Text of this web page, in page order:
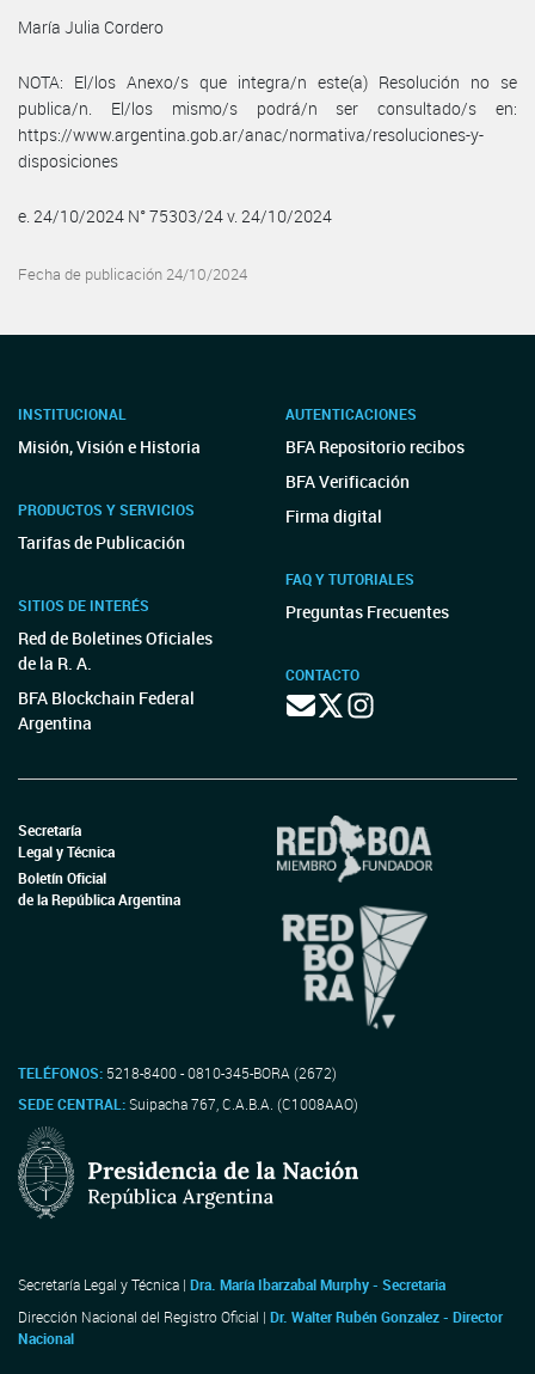
María Julia Cordero
NOTA: El/los Anexo/s que integra/n este(a) Resolución no se
publica/n. El/los mismo/s podrá/n ser consultado/s en:
https://www.argentina.gob.ar/anac/normativa/resoluciones-y-
disposiciones
e. 24/10/2024 N° 75303/24 v. 24/10/2024
Fecha de publicación 24/10/2024
INSTITUCIONAL
Misión, Visión e Historia
PRODUCTOS Y SERVICIOS
Tarifas de Publicación
SITIOS DE INTERÉS
Red de Boletines Oficiales
de la R. A.
BFA Blockchain Federal
Argentina
AUTENTICACIONES
BFA Repositorio recibos
BFA Verificación
Firma digital
FAQ Y TUTORIALES
Preguntas Frecuentes
CONTACTO
Secretaría
Legal y Técnica
Boletín Oficial
de la República Argentina
TELÉFONOS: 5218-8400 - 0810-345-BORA (2672)
SEDE CENTRAL:Suipacha 767, C.A.B.A. (C1008AAO)
Secretaría Legal y Técnica | Dra. María Ibarzabal Murphy - Secretaria
Dirección Nacional del Registro Oficial | Dr. Walter Rubén Gonzalez - Director
Nacional